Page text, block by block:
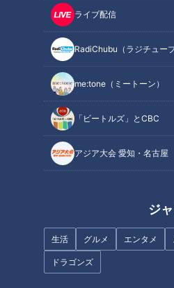
ライブ配信
RadiChubu（ラジチューブ
me:tone（ミートーン）
「ビートルズ」とCBC
アジア大会 愛知・名古屋
ジ
生活 グルメ エンタメ
ドラゴンズ
金メダル獲得おめでとうござい
つい頭の中によぎった“最悪の結
気づいたら逃げ切った決勝戦
愛国精神を発揮すれば三冠王も
負ければスタッフとして働いて
オススメ関連コンテンツ
金メダル獲得おめでとう